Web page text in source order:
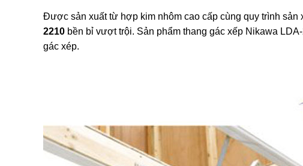
Được sản xuất từ hợp kim nhôm cao cấp cùng quy trình sản
2210 bền bỉ vượt trội. Sản phẩm thang gác xếp Nikawa
gác xép.